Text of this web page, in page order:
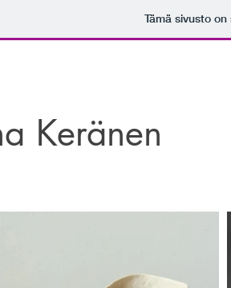
Tämä sivusto
Keränen